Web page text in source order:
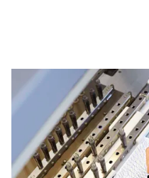
português
Chile
español
Mexico
español